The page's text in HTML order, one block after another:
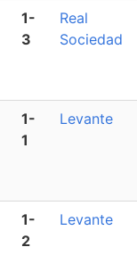
1-
3
Real
Sociedad
1-
1
Levante
1-
2
Levante